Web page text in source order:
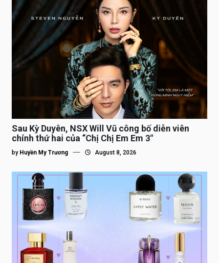
Sau Kỳ Duyên, NSX Will Vũ công bố diễn viên
chính thứ hai của “Chị Chị Em Em 3″
by Huyền My Trương August 8, 2026